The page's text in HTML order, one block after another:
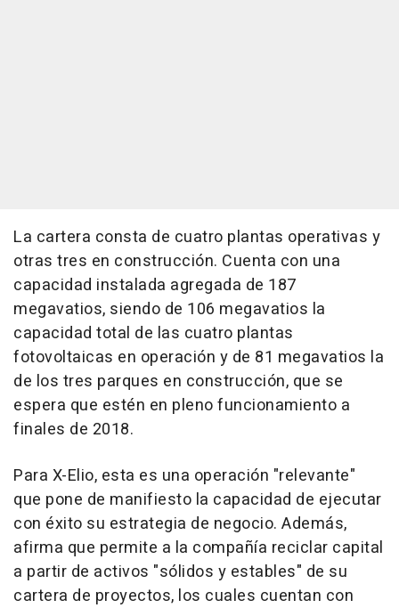
La cartera consta de cuatro plantas operativas y
otras tres en construcción. Cuenta con una
capacidad instalada agregada de 187
megavatios, siendo de 106 megavatios la
capacidad total de las cuatro plantas
fotovoltaicas en operación y de 81 megavatios la
de los tres parques en construcción, que se
espera que estén en pleno funcionamiento a
finales de 2018.
Para X-Elio, esta es una operación "relevante"
que pone de manifiesto la capacidad de ejecutar
con éxito su estrategia de negocio. Además,
afirma que permite a la compañía reciclar capital
a partir de activos "sólidos y estables" de su
cartera de proyectos, los cuales cuentan con